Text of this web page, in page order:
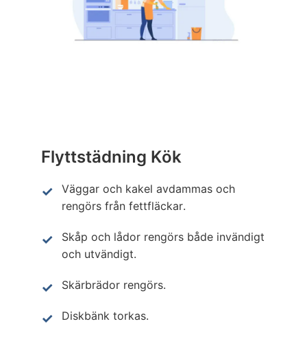
Flyttstädning Kök
Väggar och kakel avdammas och
rengörs från fettfläckar.
Skåp och lådor rengörs både invändigt
och utvändigt.
Skärbrädor rengörs.
Diskbänk torkas.